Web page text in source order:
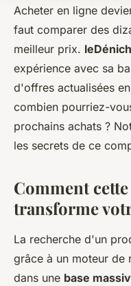
Acheter en ligne
faut comparer des
meilleur prix.
expérience avec sa
d'offres actualisées
combien pourriez-
prochains achats ?
les secrets de ce
Comment
transforme
La recherche d'un
grâce à un moteur de
dans une base